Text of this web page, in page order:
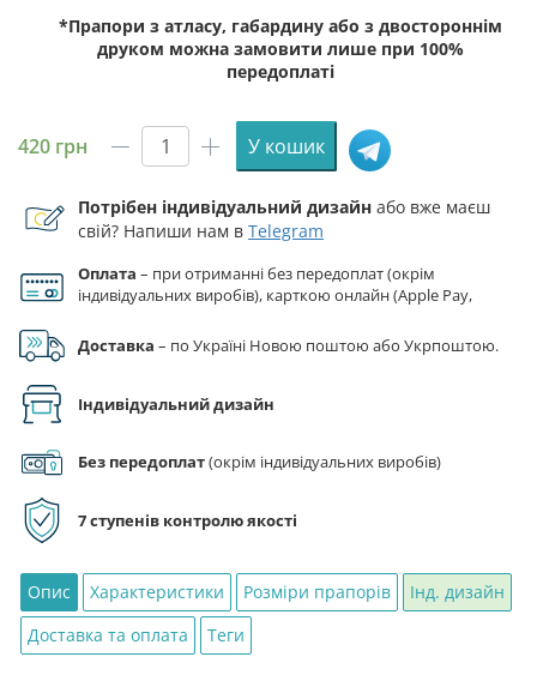
*Прапори з атласу, габардину або з двостороннім
друком можна замовити лише при 100%
передоплаті
420 грн
Прапор
39
ЗРП
(окремий
зенітний
полк)
жовтий
кількість
У кошик
Потрібен індивідуальний дизайн або вже маєш
свій? Напиши нам в Telegram
Оплата – при отриманні без передоплат (окрім
індивідуальних виробів), карткою онлайн (Apple Pay,
Доставка – по Україні Новою поштою або Укрпоштою.
Індивідуальний дизайн
Без передоплат(окрім індивідуальних виробів)
7 ступенів контролю якості
Опис Характеристики Розміри прапорів
Інд. дизайн
Доставка та оплата
Теги